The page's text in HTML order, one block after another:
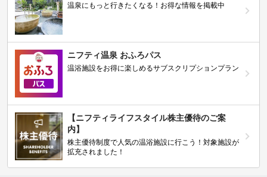
温泉にもっと行きたくなる！お得な情報を掲載中
ニフティ温泉 おふろパス
温浴施設をお得に楽しめるサブスクリプションプラン
【ニフティライフスタイル株主優待のご案
内】
株主優待制度で人気の温浴施設に行こう！対象施設が
拡充されました！